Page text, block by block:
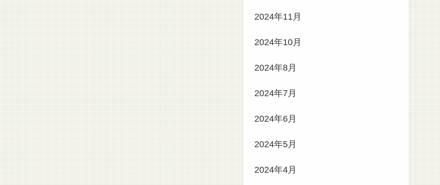
2024年11月
2024年10月
2024年8月
2024年7月
2024年6月
2024年5月
2024年4月